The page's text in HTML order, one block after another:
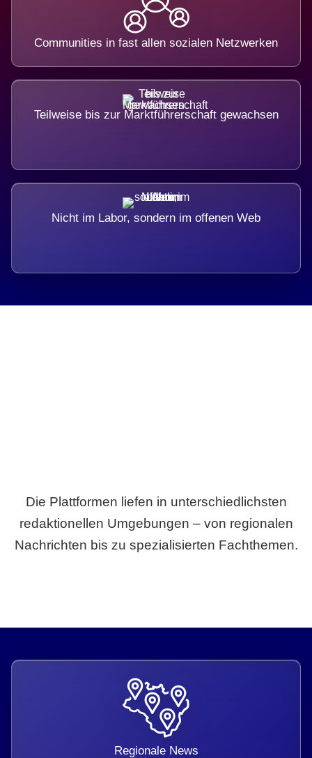
Communities in fast allen sozialen Netzwerken
Teilweise bis zur Marktführerschaft gewachsen
Nicht im Labor, sondern im offenen Web
Die Plattformen liefen in unterschiedlichsten
redaktionellen Umgebungen – von regionalen
Nachrichten bis zu spezialisierten Fachthemen.
Regionale News